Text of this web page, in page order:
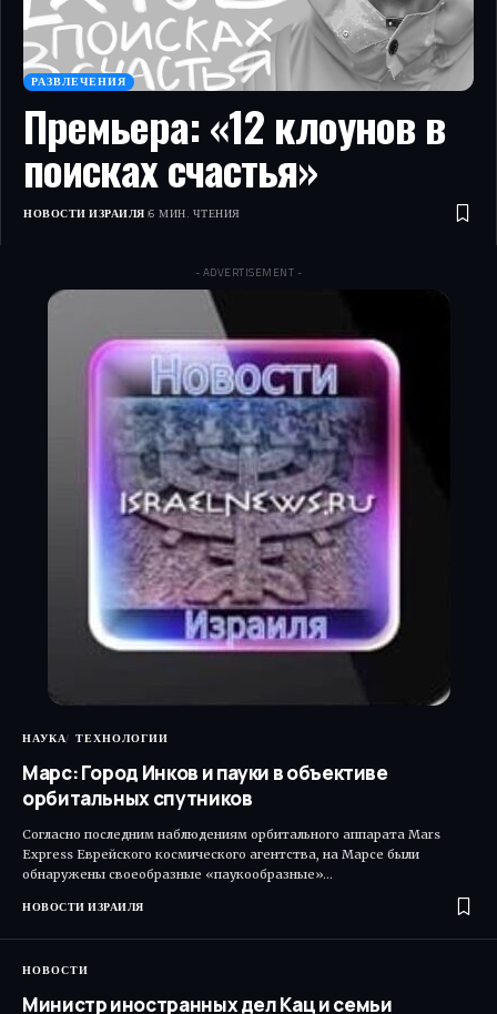
РАЗВЛЕЧЕНИЯ
Премьера: «12 клоунов в
поисках счастья»
НОВОСТИ ИЗРАИЛЯ 6 МИН. ЧТЕНИЯ
- ADVERTISEMENT -
НАУКА ТЕХНОЛОГИИ
Марс: Город Инков и пауки в объективе
орбитальных спутников
Согласно последним наблюдениям орбитального аппарата Mars
Express Еврейского космического агентства, на Марсе были
обнаружены своеобразные «паукообразные»…
НОВОСТИ ИЗРАИЛЯ
НОВОСТИ
Министр иностранных дел Кац и семьи